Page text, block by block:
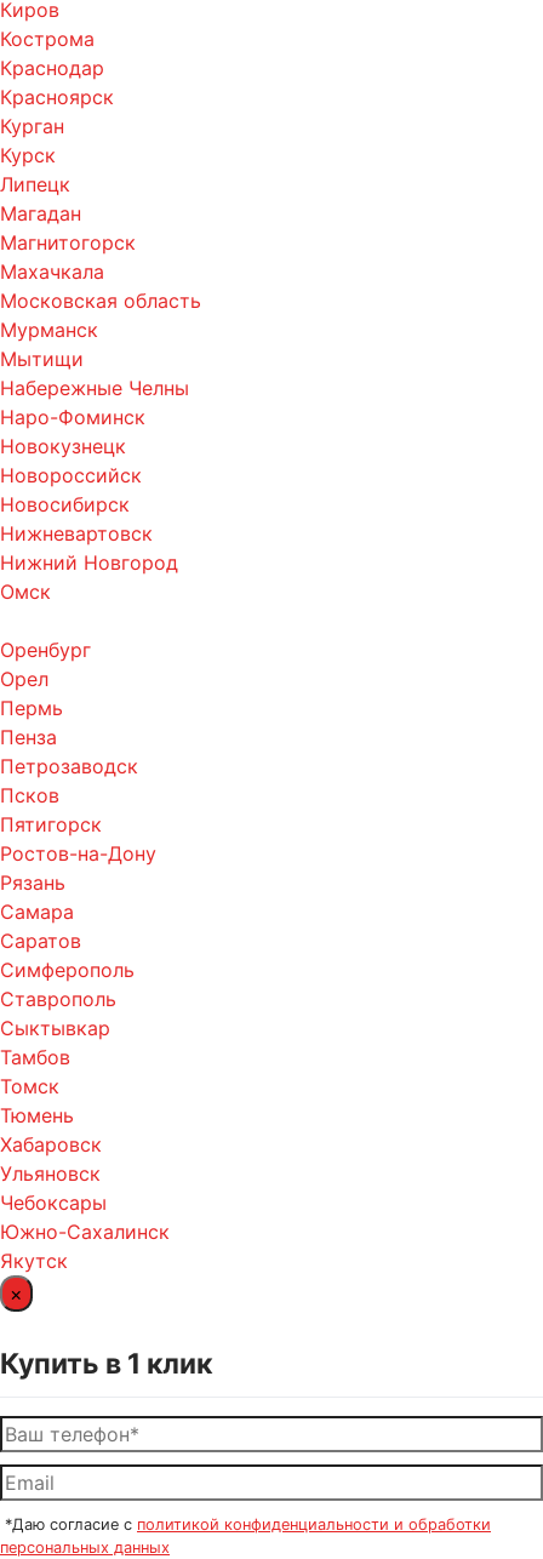
Киров
Кострома
Краснодар
Красноярск
Курган
Курск
Липецк
Магадан
Магнитогорск
Махачкала
Московская область
Мурманск
Мытищи
Набережные Челны
Наро-Фоминск
Новокузнецк
Новороссийск
Новосибирск
Нижневартовск
Нижний Новгород
Омск
Оренбург
Орел
Пермь
Пенза
Петрозаводск
Псков
Пятигорск
Ростов-на-Дону
Рязань
Самара
Саратов
Симферополь
Ставрополь
Сыктывкар
Тамбов
Томск
Тюмень
Хабаровск
Ульяновск
Чебоксары
Южно-Сахалинск
Якутск
×
Купить в 1 клик
*Даю согласие с политикой конфиденциальности и обработки
персональных данных